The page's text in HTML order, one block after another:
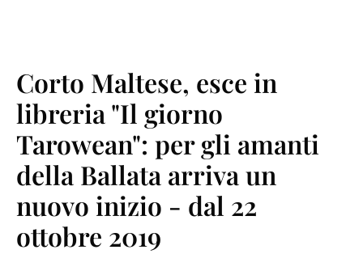
Corto Maltese, esce in
libreria "Il giorno
Tarowean": per gli amanti
della Ballata arriva un
nuovo inizio - dal 22
ottobre 2019